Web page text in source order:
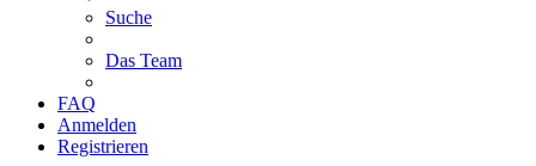
Suche
Das Team
FAQ
Anmelden
Registrieren